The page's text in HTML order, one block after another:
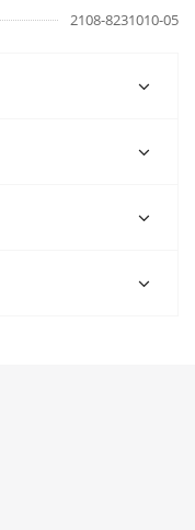
2108-8231010-05